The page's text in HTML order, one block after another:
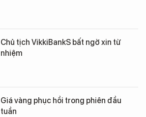
Chủ tịch VikkiBankS bất ngờ xin từ
nhiệm
Giá vàng phục hồi trong phiên đầu
tuần